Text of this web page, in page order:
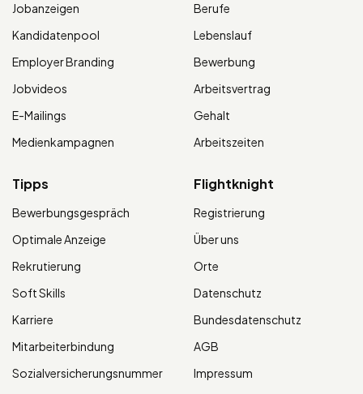
Jobanzeigen
Kandidatenpool
Employer Branding
Jobvideos
E-Mailings
Medienkampagnen
Berufe
Lebenslauf
Bewerbung
Arbeitsvertrag
Gehalt
Arbeitszeiten
Tipps
Bewerbungsgespräch
Optimale Anzeige
Rekrutierung
Soft Skills
Karriere
Mitarbeiterbindung
Sozialversicherungsnummer
Flightknight
Registrierung
Über uns
Orte
Datenschutz
Bundesdatenschutz
AGB
Impressum